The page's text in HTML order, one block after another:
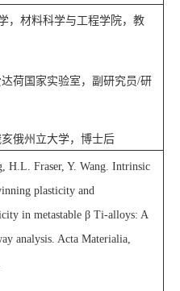
，材料科学与工程学院，教
达荷国家实验室，副研究员/研
亥俄州立大学，博士后
H.L. Fraser, Y. Wang. Intrinsic
plasticity and
in metastable β Ti-alloys: A
analysis. Acta Materialia,